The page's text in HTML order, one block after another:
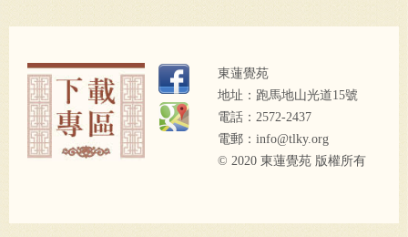
東蓮覺苑
地址：跑馬地山光道15號
電話：2572-2437
電郵： info@tlky.org
© 2020 東蓮覺苑 版權所有